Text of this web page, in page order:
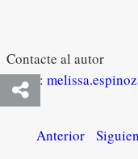
Contacte al autor
Email:
Anterior